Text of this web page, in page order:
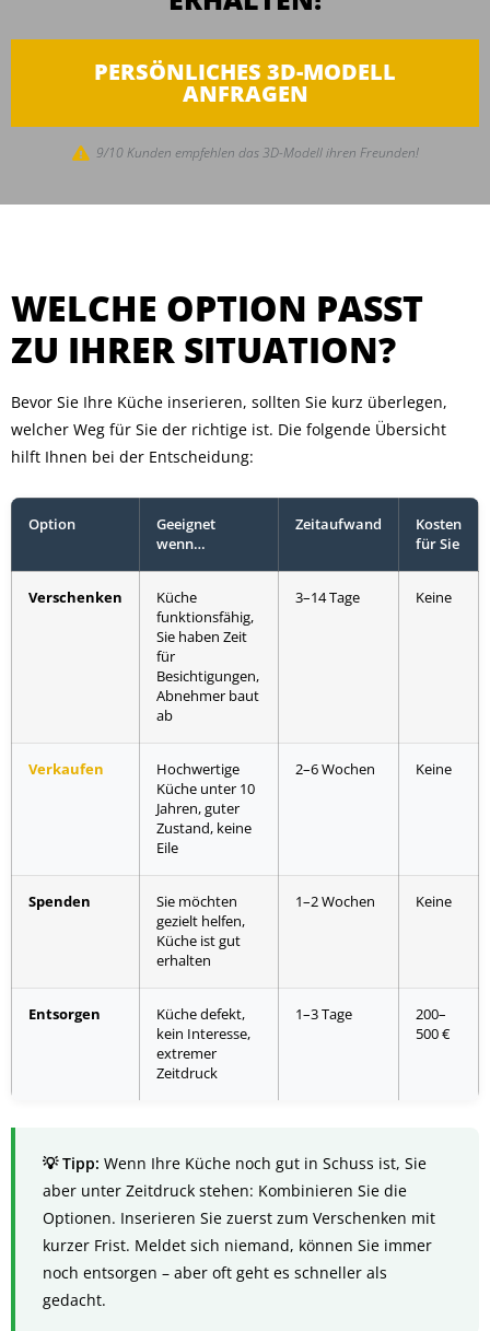
PERSÖNLICHES 3D-MODELL
ANFRAGEN
9/10 Kunden empfehlen das 3D-Modell ihren Freunden!
WELCHE OPTION PASST
ZU IHRER SITUATION?
Bevor Sie Ihre Küche inserieren, sollten Sie kurz überlegen,
welcher Weg für Sie der richtige ist. Die folgende Übersicht
hilft Ihnen bei der Entscheidung:
Option
Geeignet
wenn…
Zeitaufwand
Kosten
für Sie
Verschenken
Küche
funktionsfähig,
Sie haben Zeit
für
Besichtigungen,
Abnehmer baut
ab
3–14 Tage Keine
Verkaufen
Hochwertige
Küche unter 10
Jahren, guter
Zustand, keine
Eile
2–6 Wochen Keine
Spenden
Sie möchten
gezielt helfen,
Küche ist gut
erhalten
1–2 Wochen Keine
Entsorgen
Küche defekt,
kein Interesse,
extremer
Zeitdruck
1–3 Tage
200–
500 €
Wenn Ihre Küche noch gut in Schuss ist, Sie
aber unter Zeitdruck stehen: Kombinieren Sie die
Optionen. Inserieren Sie zuerst zum Verschenken mit
kurzer Frist. Meldet sich niemand, können Sie immer
noch entsorgen – aber oft geht es schneller als
gedacht.